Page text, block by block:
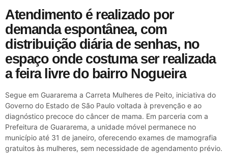
Atendimento é realizado por
demanda espontânea, com
distribuição diária de senhas, no
espaço onde costuma ser realizada
a feira livre do bairro Nogueira
Segue em Guararema a Carreta Mulheres de Peito, iniciativa do
Governo do Estado de São Paulo voltada à prevenção e ao
diagnóstico precoce do câncer de mama. Em parceria com a
Prefeitura de Guararema, a unidade móvel permanece no
município até 31 de janeiro, oferecendo exames de mamografia
gratuitos às mulheres, sem necessidade de agendamento prévio.